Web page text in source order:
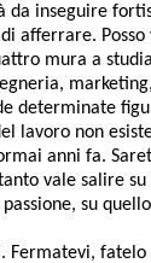
da inseguire
afferrare.
mura a
determinate
lavoro non
anni fa.
vale salire su
su
Fermatevi,